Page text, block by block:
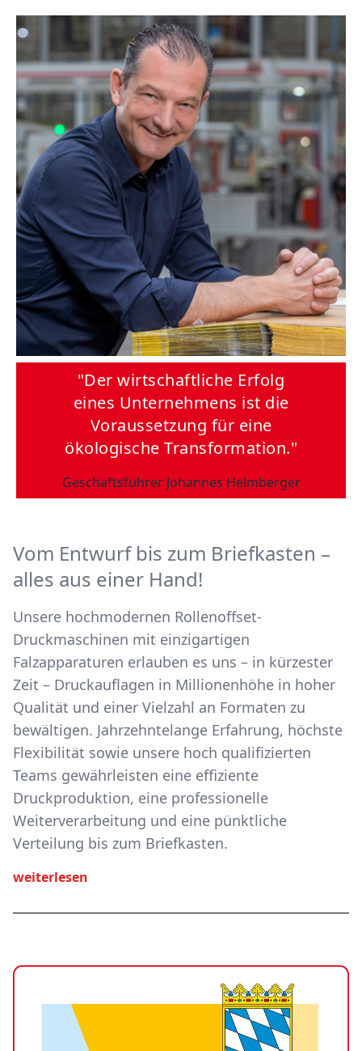
"Der wirtschaftliche Erfolg
eines Unternehmens ist die
Voraussetzung für eine
ökologische Transformation."
Geschäftsführer Johannes Helmberger
Vom Entwurf bis zum Briefkasten –
alles aus einer Hand!
Unsere hochmodernen Rollenoffset-
Druckmaschinen mit einzigartigen
Falzapparaturen erlauben es uns – in kürzester
Zeit – Druckauflagen in Millionenhöhe in hoher
Qualität und einer Vielzahl an Formaten zu
bewältigen. Jahrzehntelange Erfahrung, höchste
Flexibilität sowie unsere hoch qualifizierten
Teams gewährleisten eine effiziente
Druckproduktion, eine professionelle
Weiterverarbeitung und eine pünktliche
Verteilung bis zum Briefkasten.
weiterlesen